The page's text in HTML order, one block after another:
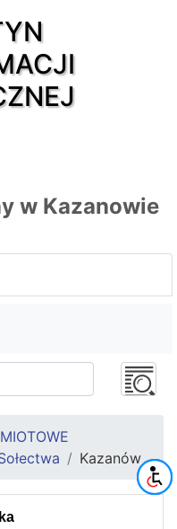
w Kazanowie
Kazanów